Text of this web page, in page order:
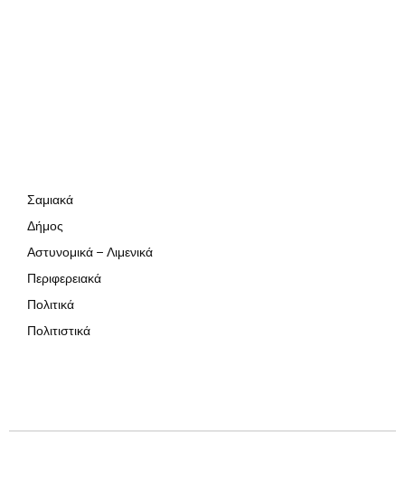
Σαμιακά
Δήμος
Αστυνομικά – Λιμενικά
Περιφερειακά
Πολιτικά
Πολιτιστικά